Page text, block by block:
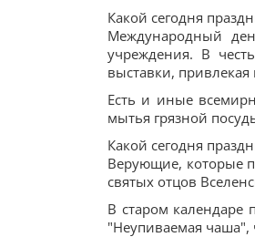
Какой сегодня
Международный
учреждения. В
выставки, привлекая
Есть и иные
мытья грязной
Какой сегодня
Верующие, которые
святых отцов
В старом
"Неупиваемая чаша",